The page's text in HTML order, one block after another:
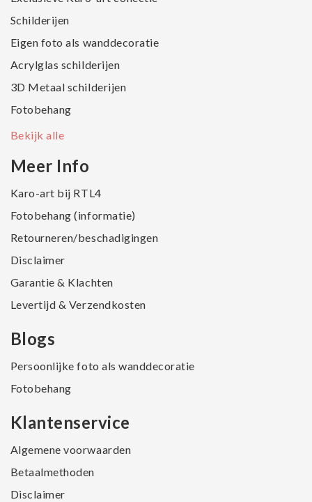
Schilderijen
Eigen foto als wanddecoratie
Acrylglas schilderijen
3D Metaal schilderijen
Fotobehang
Bekijk alle
Meer Info
Karo-art bij RTL4
Fotobehang (informatie)
Retourneren/beschadigingen
Disclaimer
Garantie & Klachten
Levertijd & Verzendkosten
Blogs
Persoonlijke foto als wanddecoratie
Fotobehang
Klantenservice
Algemene voorwaarden
Betaalmethoden
Disclaimer